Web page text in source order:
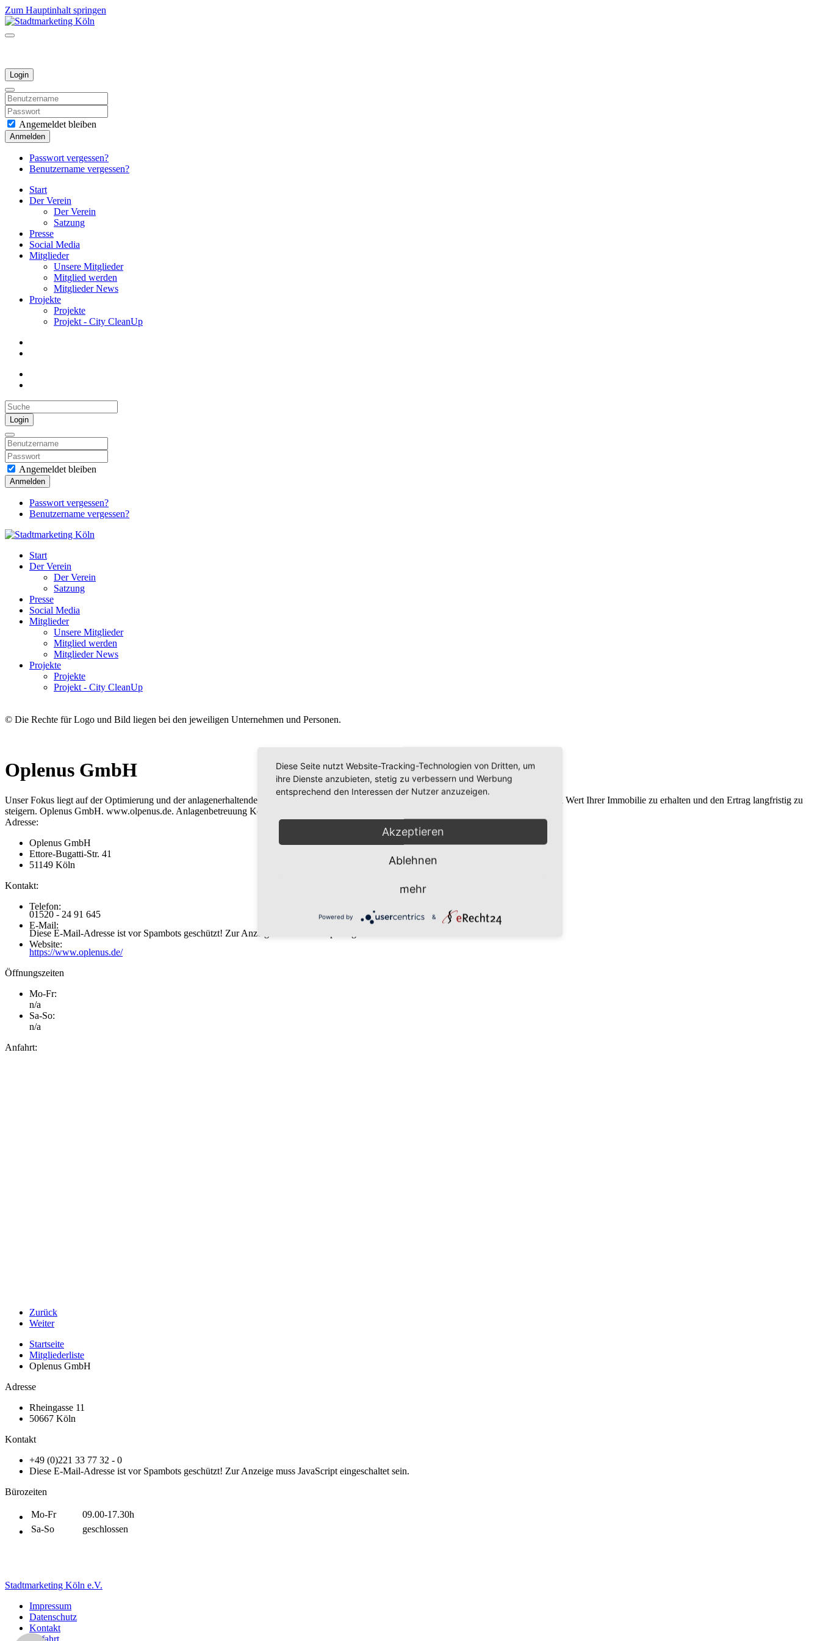
Zum Hauptinhalt springen
Login
Angemeldet bleiben
Anmelden
Passwort vergessen?
Benutzername vergessen?
Start
Der Verein
Der Verein
Satzung
Presse
Social Media
Mitglieder
Unsere Mitglieder
Mitglied werden
Mitglieder News
Projekte
Projekte
Projekt - City CleanUp
Login
Angemeldet bleiben
Anmelden
Passwort vergessen?
Benutzername vergessen?
Start
Der Verein
Der Verein
Satzung
Presse
Social Media
Mitglieder
Unsere Mitglieder
Mitglied werden
Mitglieder News
Projekte
Projekte
Projekt - City CleanUp
© Die Rechte für Logo und Bild liegen bei den jeweiligen Unternehmen und Personen.
Oplenus GmbH
Unser Fokus liegt auf der Optimierung und der anlagenerhaltenden Wartung und der Reduzierung der Bewirtschaftungskosten, mit dem Ziel, den Wert Ihrer Immobilie zu erhalten und den Ertrag langfristig zu
steigern. Oplenus GmbH. www.olpenus.de. Anlagenbetreuung Köln NRW
Adresse:
Oplenus GmbH
Ettore-Bugatti-Str. 41
51149 Köln
Kontakt:
Telefon:
01520 - 24 91 645
E-Mail:
Diese E-Mail-Adresse ist vor Spambots geschützt! Zur Anzeige muss JavaScript eingeschaltet sein.
Website:
https://www.oplenus.de/
Öffnungszeiten
Mo-Fr:
n/a
Sa-So:
n/a
Anfahrt:
Zurück
Weiter
Startseite
Mitgliederliste
Oplenus GmbH
Adresse
Rheingasse 11
50667 Köln
Kontakt
+49 (0)221 33 77 32 - 0
Diese E-Mail-Adresse ist vor Spambots geschützt! Zur Anzeige muss JavaScript eingeschaltet sein.
Bürozeiten
Mo-Fr
09.00-17.30h
Sa-So
geschlossen
Stadtmarketing Köln e.V.
Impressum
Datenschutz
Kontakt
Anfahrt
Diese Seite nutzt Website-Tracking-Technologien von Dritten, um
ihre Dienste anzubieten, stetig zu verbessern und Werbung
entsprechend den Interessen der Nutzer anzuzeigen.
Akzeptieren
Ablehnen
mehr
Powered by &